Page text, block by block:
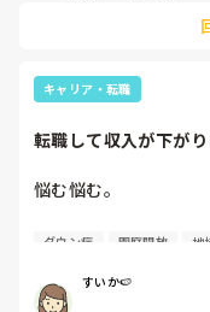
キャリア・転職
転職して収入が下がり
悩む悩む。
転職をして収入が下が
前職
残業未払、持ち帰り
ダウン症 園庭開放 地
すいか🍉